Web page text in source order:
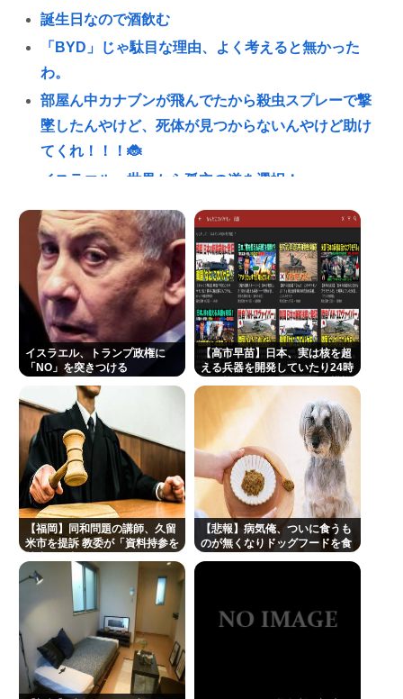
誕生日なので酒飲む
「BYD」じゃ駄目な理由、よく考えると無かった
わ。
部屋ん中カナブンが飛んでたから殺虫スプレーで撃
墜したんやけど、死体が見つからないんやけど助け
てくれ！！！🐞
イスラエル、世界から孤立の道を選択！
【動画】女子アナ「流しそうめん初体験します！ズ
ズッズッ…ズッ…ゲホォッ！」
(📞´ん`)「はい嫌儲子供電話相談室」👧「犬は大きい
小さいのがいるのになんで猫はみんな同じ大きさな
の？」
ガチで死にたい時ってどうしたらいいの？
新しいキーボード買いたいんだけど、今のキーボー
ド壊れなくて買う理由が見つからない
及川光博、56歳の “おめでた婚” に祝福続々 SNSで
は「檀れいと離婚してたの？」驚く声も
【世論調査】ウクライナ戦争を特に支持する属性。
男性・高齢者・富裕層・モスクワ在住・主な情報源
テレビ
楽しんご、神田うのの印象を率直に吐露「あまりに
も素っ気ない態度を取られて寂しい」
A💕V女優『瀬戸環奈』、パチ●コ屋にイベント来店
し、弱男が大集結www 👉
Powered by livedoor 相互RSS
イスラエル、トランプ政権に
「NO」を突きつける
【高市早苗】日本、実は核を超
える兵器を開発していたり24時
【福岡】同和問題の講師、久留
米市を提訴 教委が「資料持参を
【悲報】病気俺、ついに食うも
のが無くなりドッグフードを食